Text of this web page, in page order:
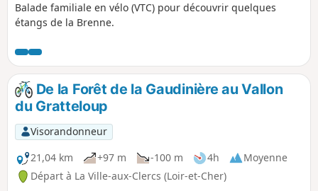
Balade familiale en vélo (VTC) pour découvrir quelques
étangs de la Brenne.
De la Forêt de la Gaudinière au Vallon
du Gratteloup
Visorandonneur
21,04 km
+97 m -100 m 4h
Moyenne
Départ à La Ville-aux-Clercs (Loir-et-Cher)